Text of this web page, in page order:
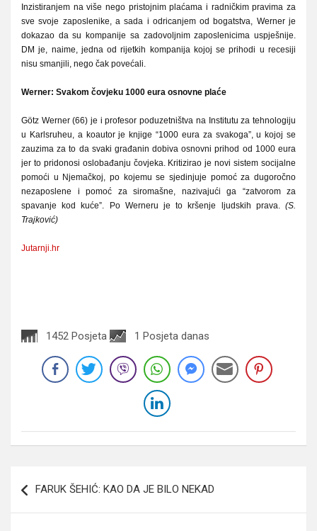
Inzistiranjem na više nego pristojnim plaćama i radničkim pravima za
sve svoje zaposlenike, a sada i odricanjem od bogatstva, Werner je
dokazao da su kompanije sa zadovoljnim zaposlenicima uspješnije.
DM je, naime, jedna od rijetkih kompanija kojoj se prihodi u recesiji
nisu smanjili, nego čak povećali.
Werner: Svakom čovjeku 1000 eura osnovne plaće
Götz Werner (66) je i profesor poduzetništva na Institutu za tehnologiju
u Karlsruheu, a koautor je knjige “1000 eura za svakoga”, u kojoj se
zauzima za to da svaki građanin dobiva osnovni prihod od 1000 eura
jer to pridonosi oslobađanju čovjeka. Kritizirao je novi sistem socijalne
pomoći u Njemačkoj, po kojemu se sjedinjuje pomoć za dugoročno
nezaposlene i pomoć za siromašne, nazivajući ga “zatvorom za
spavanje kod kuće”. Po Werneru je to kršenje ljudskih prava. (S.
Trajković)
Jutarnji.hr
1452 Posjeta 1 Posjeta danas
članaka
FARUK ŠEHIĆ: KAO DA JE BILO NEKAD